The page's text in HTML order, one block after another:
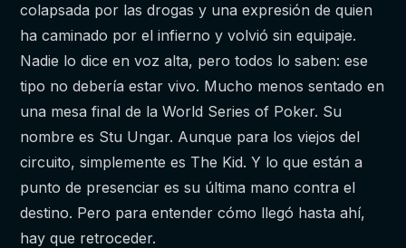
colapsada por las drogas y una expresión de quien
ha caminado por el infierno y volvió sin equipaje.
Nadie lo dice en voz alta, pero todos lo saben: ese
tipo no debería estar vivo. Mucho menos sentado en
una mesa final de la World Series of Poker. Su
nombre es Stu Ungar. Aunque para los viejos del
circuito, simplemente es The Kid. Y lo que están a
punto de presenciar es su última mano contra el
destino. Pero para entender cómo llegó hasta ahí,
hay que retroceder.